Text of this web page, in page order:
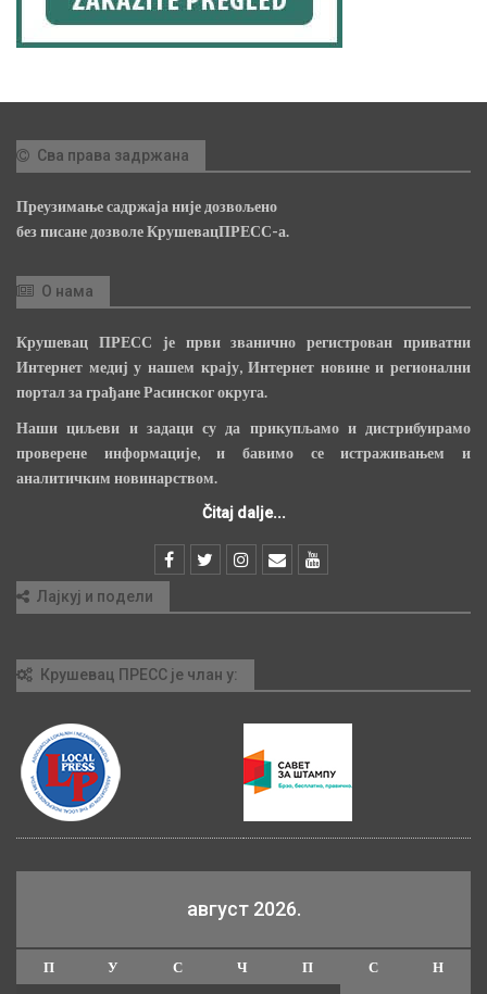
Сва права задржана
Преузимање садржаја није дозвољено
без писане дозволе КрушевацПРЕСС-а.
О нама
Крушевац ПРЕСС је први званично регистрован приватни
Интернет медиј у нашем крају, Интернет новине и регионални
портал за грађане Расинског округа.
Наши циљеви и задаци су да прикупљамо и дистрибуирамо
проверене информације, и бавимо се истраживањем и
аналитичким новинарством.
Čitaj dalje...
Лајкуј и подели
Крушевац ПРЕСС је члан у:
август 2026.
П У С Ч П С
Н